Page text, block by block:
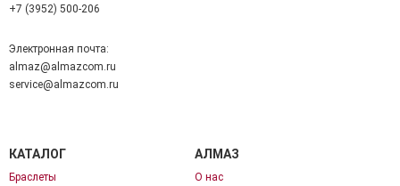
+7 (3952) 500-206
Электронная почта:
almaz@almazcom.ru
service@almazcom.ru
КАТАЛОГ
Браслеты
АЛМАЗ
О нас